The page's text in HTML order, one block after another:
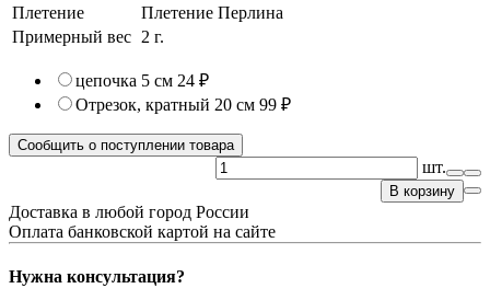
Плетение
Плетение Перлина
Примерный вес 2 г.
цепочка 5 см 24 ₽
Отрезок, кратный 20 см 99 ₽
Сообщить о поступлении товара
шт.
В корзину
Доставка в любой город России
Оплата банковской картой на сайте
Нужна консультация?